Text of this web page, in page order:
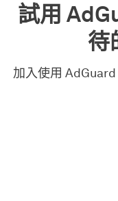
試用
待
加入使用